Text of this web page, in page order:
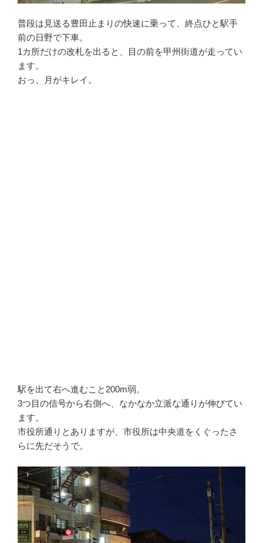
普段は見送る豊田止まりの快速に乗って、終点ひと駅手
前の日野で下車。
1カ所だけの改札を出ると、目の前を甲州街道が走ってい
ます。
おっ、月がキレイ。
駅を出て右へ進むこと200m弱。
3つ目の信号から右側へ、なかなか立派な通りが伸びてい
ます。
市役所通りとありますが、市役所は中央道をくぐったさ
らに先だそうで。